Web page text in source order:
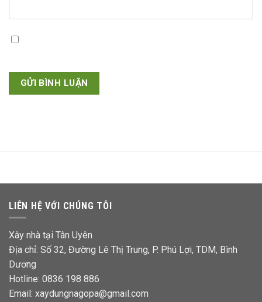
LIÊN HỆ VỚI CHÚNG TÔI
Xây nhà tại Tân Uyên
Địa chỉ: Số 32, Đường Lê Thị Trung, P. Phú Lợi, TDM, Bình
Dương
Hotline: 0836 198 886
Email: xaydungnagopa@gmail.com